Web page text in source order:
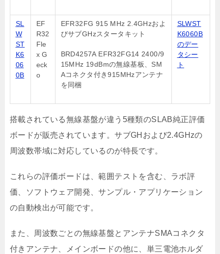
SL
W
ST
K6
06
0B
EF
R32
Fle
x G
eck
o
EFR32FG 915 MHz 2.4GHzおよ
びサブGHzスタータキット
BRD4257A EFR32FG14 2400/9
15MHz 19dBmの無線基板、SM
Aコネクタ付き915MHzアンテナ
を同梱
SLWST
K6060B
のデー
タシー
ト
搭載されている無線基盤が違う5種類のSLAB純正評価
ボードが販売されています。サブGHおよび2.4GHzの
周波数帯域に対応しているのが特長です。
これらの評価ボードは、範囲テストを含む、ラボ評
価、ソフトウェア開発、サンプル・アプリケーション
の自動検出が可能です。
また、周波数ごとの無線基盤とアンテナSMAコネクタ
付きアンテナ、メインボードの他に、単三電池ホルダ